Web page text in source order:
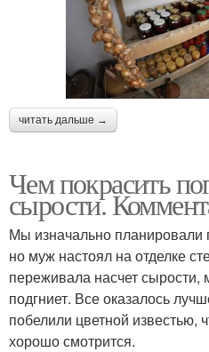
читать дальше →
Чем покрасить
сырости.
Мы изначально планировали
но муж настоял на отделке
переживала насчет
подгниет. Все оказалось
побелили цветной известью,
хорошо смотрится.